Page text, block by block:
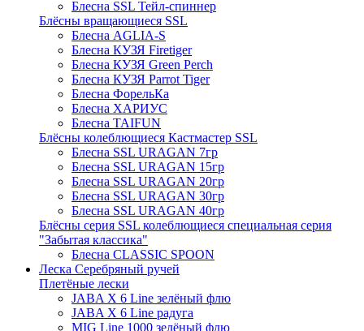
Блесна SSL Тейл-спиннер
Блёсны вращающиеся SSL
Блесна AGLIA-S
Блесна КУЗЯ Firetiger
Блесна КУЗЯ Green Perch
Блесна КУЗЯ Parrot Tiger
Блесна ФорельКа
Блесна ХАРИУС
Блесна TAIFUN
Блёсны колеблющиеся Кастмастер SSL
Блесна SSL URAGAN 7гр
Блесна SSL URAGAN 15гр
Блесна SSL URAGAN 20гр
Блесна SSL URAGAN 30гр
Блесна SSL URAGAN 40гр
Блёсны серия SSL колеблющиеся специальная серия
"Забытая классика"
Блесна CLASSIC SPOON
Леска Серебряный ручей
Плетёные лески
JABA X 6 Line зелёный флю
JABA X 6 Line радуга
MIG Line 1000 зелёный флю